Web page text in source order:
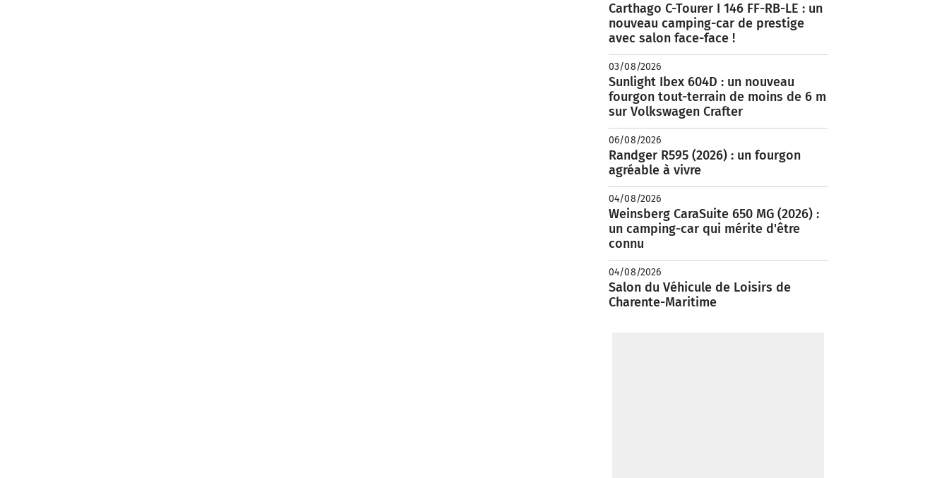
Carthago C-Tourer I 146 FF-RB-LE : un
nouveau camping-car de prestige
avec salon face-face !
03/08/2026
Sunlight Ibex 604D : un nouveau
fourgon tout-terrain de moins de 6 m
sur Volkswagen Crafter
06/08/2026
Randger R595 (2026) : un fourgon
agréable à vivre
04/08/2026
Weinsberg CaraSuite 650 MG (2026) :
un camping-car qui mérite d'être
connu
04/08/2026
Salon du Véhicule de Loisirs de
Charente-Maritime